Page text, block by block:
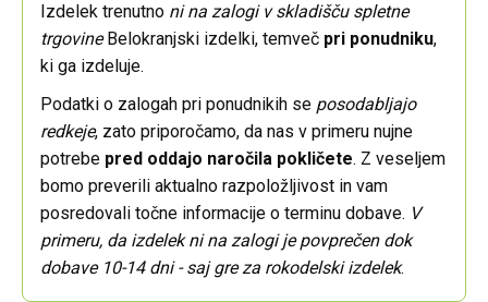
Izdelek trenutno ni na zalogi v skladišču spletne
trgovineBelokranjski izdelki, temveč pri ponudniku,
ki ga izdeluje.
Podatki o zalogah pri ponudnikih se posodabljajo
redkeje, zato priporočamo, da nas v primeru nujne
potrebe pred oddajo naročila pokličete. Z veseljem
bomo preverili aktualno razpoložljivost in vam
posredovali točne informacije o terminu dobave. V
primeru, da izdelek ni na zalogi je povprečen dok
dobave 10-14 dni - saj gre za rokodelski izdelek.